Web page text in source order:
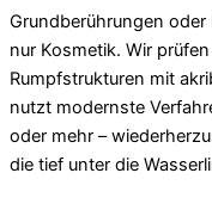
Grundberührungen
nur Kosmetik. Wir
Rumpfstrukturen mit
nutzt modernste
oder mehr –
die tief unter die